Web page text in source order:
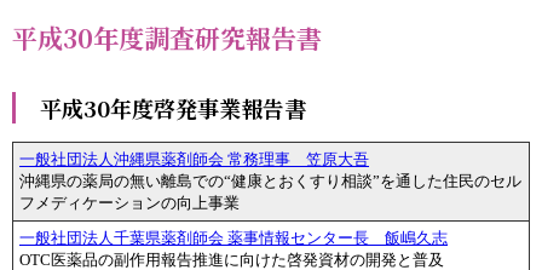
平成30年度調査研究報告書
平成30年度啓発事業報告書
一般社団法人沖縄県薬剤師会 常務理事 笠原大吾
沖縄県の薬局の無い離島での“健康とおくすり相談”を通した住民のセル
フメディケーションの向上事業
一般社団法人千葉県薬剤師会 薬事情報センター長 飯嶋久志
OTC医薬品の副作用報告推進に向けた啓発資材の開発と普及